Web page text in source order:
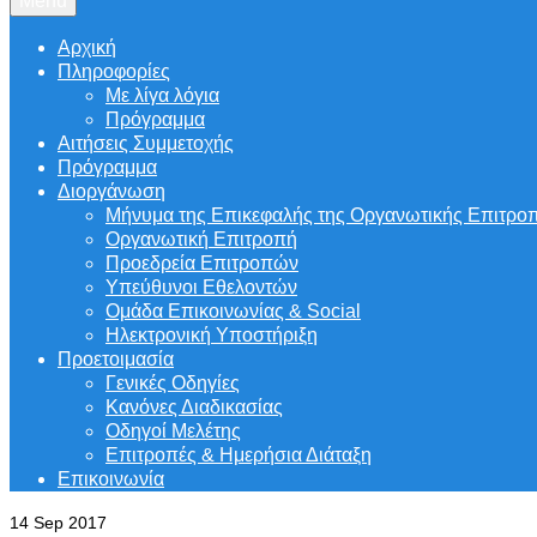
Αρχική
Πληροφορίες
Με λίγα λόγια
Πρόγραμμα
Αιτήσεις Συμμετοχής
Πρόγραμμα
Διοργάνωση
Μήνυμα της Επικεφαλής της Οργανωτικής
Οργανωτική Επιτροπή
Προεδρεία Επιτροπών
Υπεύθυνοι Εθελοντών
Ομάδα Επικοινωνίας & Social
Ηλεκτρονική Υποστήριξη
Προετοιμασία
Γενικές Οδηγίες
Κανόνες Διαδικασίας
Οδηγοί Μελέτης
Επιτροπές & Ημερήσια Διάταξη
Επικοινωνία
14 Sep 2017